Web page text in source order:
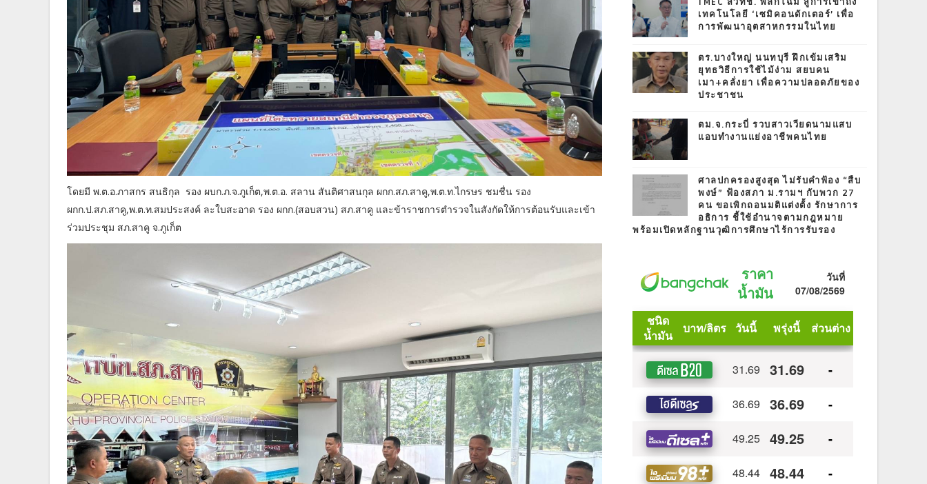
โดยมี พ.ต.อ.ภาสกร สนธิกุล รอง ผบก.ภ.จ.ภูเก็ต,พ.ต.อ. สลาน สันติศาสนกุล ผกก.สภ.สาคู,พ.ต.ท.ไกรษร ชมชื่น รอง
ผกก.ป.สภ.สาคู,พ.ต.ท.สมประสงค์ ละใบสะอาด รอง ผกก.(สอบสวน) สภ.สาคู และข้าราชการตำรวจในสังกัดให้การต้อนรับและเข้า
ร่วมประชุม สภ.สาคู จ.ภูเก็ต
เทคโนโลยี ‘เซมิคอนดักเตอร์’ เพื่อ
การพัฒนาอุตสาหกรรมในไทย
ตร.บางใหญ่ นนทบุรี ฝึกเข้มเสริม
ยุทธวิธีการใช้ไม้ง่าม สยบคน
เมา+คลั่งยา เพื่อความปลอดภัยของ
ประชาชน
ตม.จ.กระบี่ รวบสาวเวียดนามแสบ
แอบทำงานแย่งอาชีพคนไทย
ศาลปกครองสูงสุด ไม่รับคำฟ้อง “สืบ
พงษ์” ฟ้องสภา ม.รามฯ กับพวก 27
คน ขอเพิกถอนมติแต่งตั้ง รักษาการ
อธิการ ชี้ใช้อำนาจตามกฎหมาย
พร้อมเปิดหลักฐานวุฒิการศึกษาไร้การรับรอง